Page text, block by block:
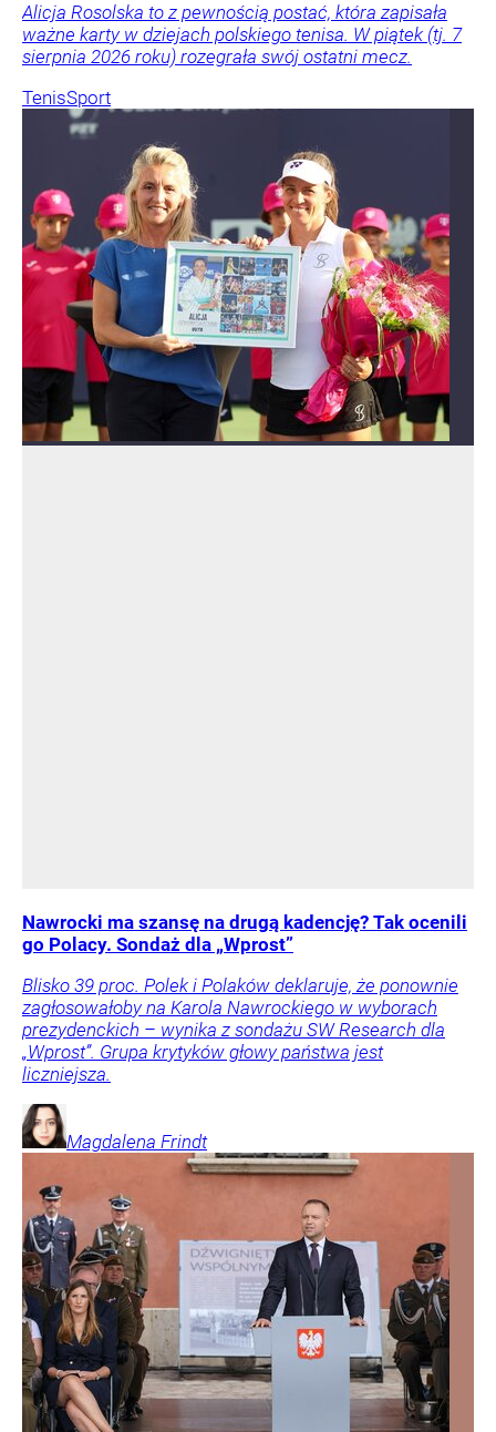
Alicja Rosolska to z pewnością postać, która zapisała
ważne karty w dziejach polskiego tenisa. W piątek (tj. 7
sierpnia 2026 roku) rozegrała swój ostatni mecz.
TenisSport
Nawrocki ma szansę na drugą kadencję? Tak ocenili
go Polacy. Sondaż dla „Wprost”
Blisko 39 proc. Polek i Polaków deklaruje, że ponownie
zagłosowałoby na Karola Nawrockiego w wyborach
prezydenckich – wynika z sondażu SW Research dla
„Wprost”. Grupa krytyków głowy państwa jest
liczniejsza.
Magdalena Frindt